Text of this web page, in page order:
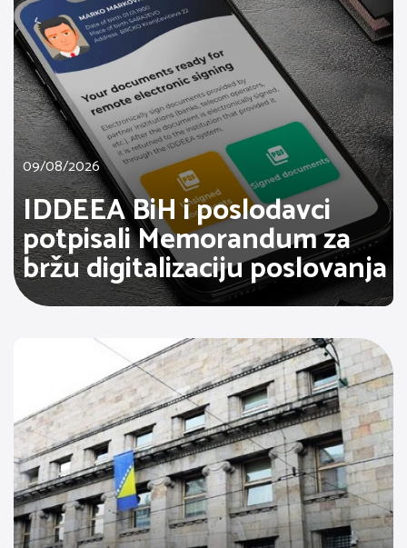
09/08/2026
IDDEEA BiH i poslodavci
potpisali Memorandum za
bržu digitalizaciju poslovanja